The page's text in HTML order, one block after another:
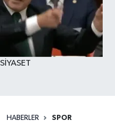
SİYASET
HABERLER SPOR